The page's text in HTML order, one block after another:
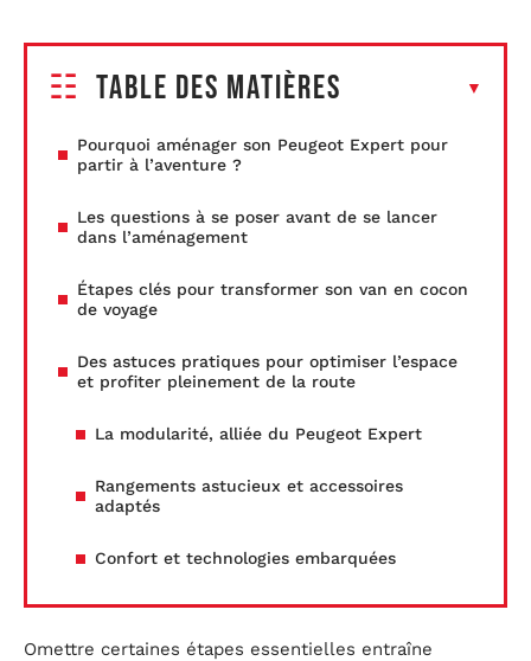
Table des matières
Pourquoi aménager son Peugeot Expert pour
partir à l’aventure ?
Les questions à se poser avant de se lancer
dans l’aménagement
Étapes clés pour transformer son van en cocon
de voyage
Des astuces pratiques pour optimiser l’espace
et profiter pleinement de la route
La modularité, alliée du Peugeot Expert
Rangements astucieux et accessoires
adaptés
Confort et technologies embarquées
Omettre certaines étapes essentielles entraîne